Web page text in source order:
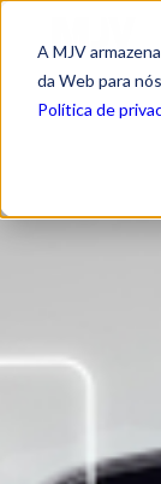
A MJV
da Web para
Política de